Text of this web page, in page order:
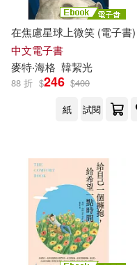
在焦慮星球上微笑 (電子書)
中文電子書
麥特‧海格 韓絜光
88 折 $246 $400
紙
試閱